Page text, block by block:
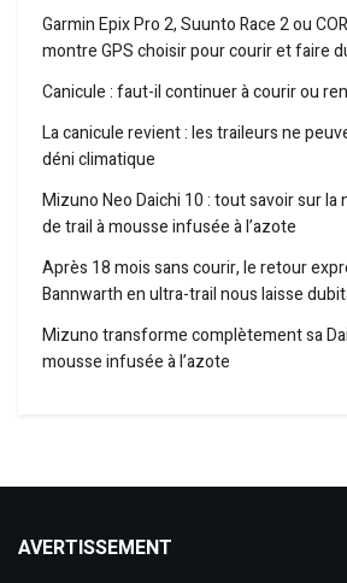
Garmin Epix Pro 2, Suunto Race 2 ou
montre GPS choisir pour courir et faire
Canicule : faut-il continuer à courir ou
La canicule revient : les traileurs ne
déni climatique
Mizuno Neo Daichi 10 : tout savoir sur la
de trail à mousse infusée à l’azote
Après 18 mois sans courir, le retour
Bannwarth en ultra-trail nous laisse
Mizuno transforme complètement sa
mousse infusée à l’azote
AVERTISSEMENT